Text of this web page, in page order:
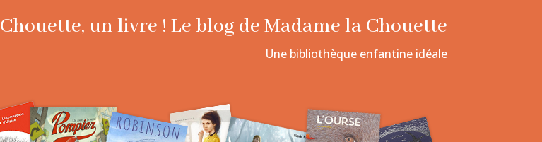
Chouette, un livre ! Le blog de Madame la Chouette
Une bibliothèque enfantine idéale